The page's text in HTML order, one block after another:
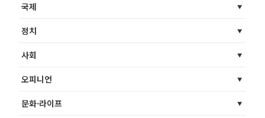
국제
정치
사회
오피니언
문화·라이프